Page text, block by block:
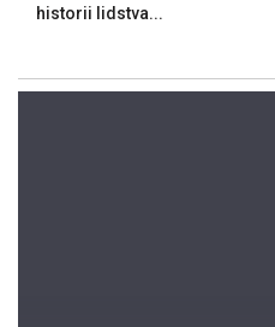
historii lidstva...